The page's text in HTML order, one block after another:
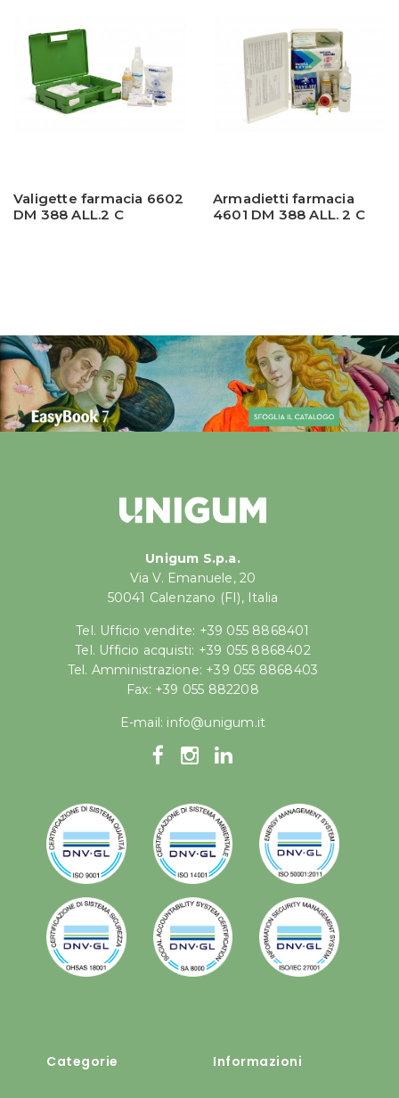
Valigette farmacia 6602
DM 388 ALL.2 C
Armadietti farmacia
4601 DM 388 ALL. 2 C
Unigum S.p.a.
Via V. Emanuele, 20
50041 Calenzano (FI), Italia
Tel. Ufficio vendite: +39 055 8868401
Tel. Ufficio acquisti: +39 055 8868402
Tel. Amministrazione: +39 055 8868403
Fax: +39 055 882208
E-mail: info@unigum.it
Categorie Informazioni